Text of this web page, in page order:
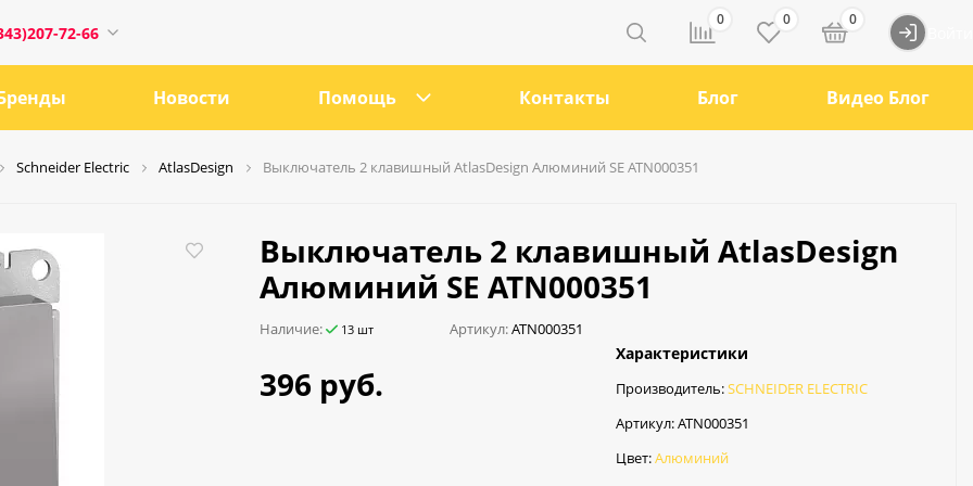
72-66
21
0 0 0
Новости Помощь Контакты Блог Видео Блог
Schneider Electric AtlasDesign Выключатель 2 клавишный AtlasDesign Алюминий SE ATN000351
Выключатель 2 клавишный AtlasDesign
Алюминий SE ATN000351
Наличие: 13 шт Артикул:ATN000351
396 руб.
Характеристики
Производитель:SCHNEIDER ELECTRIC
Артикул:ATN000351
Цвет:Алюминий